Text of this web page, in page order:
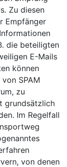
Zu diesen
Empfänger
die beteiligten
E-Mails
können
SPAM
zu
grundsätzlich
Im Regelfall
von denen